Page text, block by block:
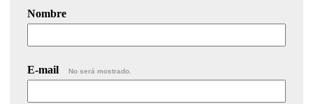
Nombre
E-mail No será mostrado.